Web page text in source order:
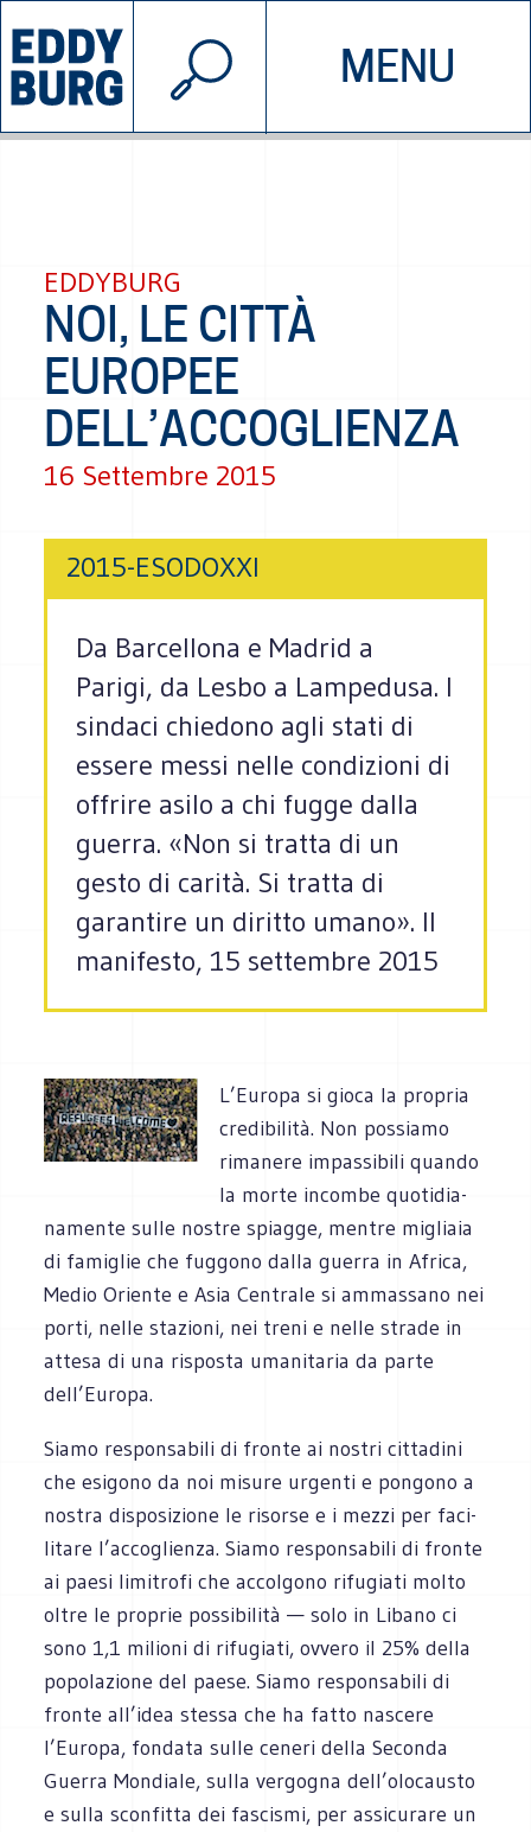
MENU
INIZIATIVE CHI SIAMO
© 2026 EDDYBURG
EDDYBURG
NOI, LE CITTÀ
EUROPEE
DELL’ACCOGLIENZA
16 Settembre 2015
2015-ESODOXXI
Da Barcellona e Madrid a
Parigi, da Lesbo a Lampedusa. I
sindaci chiedono agli stati di
essere messi nelle condizioni di
offrire asilo a chi fugge dalla
guerra. «Non si tratta di un
gesto di carità. Si tratta di
garantire un diritto umano». Il
manifesto, 15 settembre 2015
L’Europa si gioca la pro­pria
cre­di­bi­lità. Non pos­siamo
rima­nere impas­si­bili quando
la morte incombe quo­ti­dia­
na­mente sulle nostre spiagge, men­tre migliaia
di fami­glie che fug­gono dalla guerra in Africa,
Medio Oriente e Asia Cen­trale si ammas­sano nei
porti, nelle sta­zioni, nei treni e nelle strade in
attesa di una rispo­sta uma­ni­ta­ria da parte
dell’Europa.
Siamo respon­sa­bili di fronte ai nostri cit­ta­dini
che esi­gono da noi misure urgenti e pon­gono a
nostra dispo­si­zione le risorse e i mezzi per faci­
li­tare l’accoglienza. Siamo respon­sa­bili di fronte
ai paesi limi­trofi che accol­gono rifu­giati molto
oltre le pro­prie pos­si­bi­lità — solo in Libano ci
sono 1,1 milioni di rifu­giati, ovvero il 25% della
popo­la­zione del paese. Siamo respon­sa­bili di
fronte all’idea stessa che ha fatto nascere
l’Europa, fon­data sulle ceneri della Seconda
Guerra Mon­diale, sulla ver­go­gna dell’olocausto
e sulla scon­fitta dei fasci­smi, per assi­cu­rare un